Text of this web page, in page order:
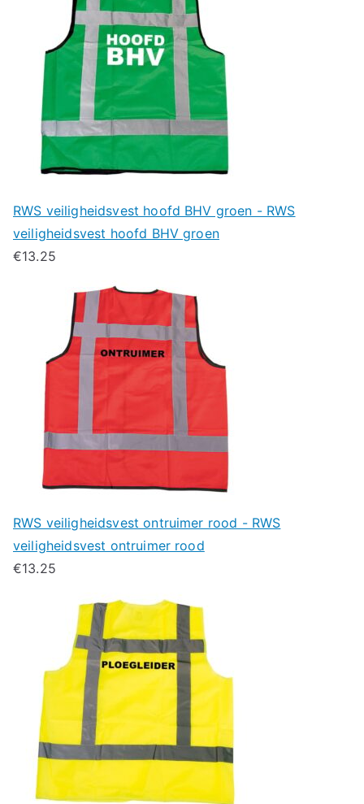
RWS veiligheidsvest hoofd BHV groen - RWS
veiligheidsvest hoofd BHV groen
€13.25
RWS veiligheidsvest ontruimer rood - RWS
veiligheidsvest ontruimer rood
€13.25